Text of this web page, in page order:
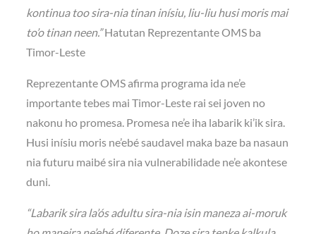
kontinua too sira-nia tinan inísiu, liu-liu husi moris mai
to’o tinan neen.”Hatutan Reprezentante OMS ba
Timor-Leste
Reprezentante OMS afirma programa ida ne’e
importante tebes mai Timor-Leste rai sei joven no
nakonu ho promesa. Promesa ne’e iha labarik ki’ik sira.
Husi inísiu moris ne’ebé saudavel maka baze ba nasaun
nia futuru maibé sira nia vulnerabilidade ne’e akontese
duni.
“Labarik sira la’ós adultu sira-nia isin maneza ai-moruk